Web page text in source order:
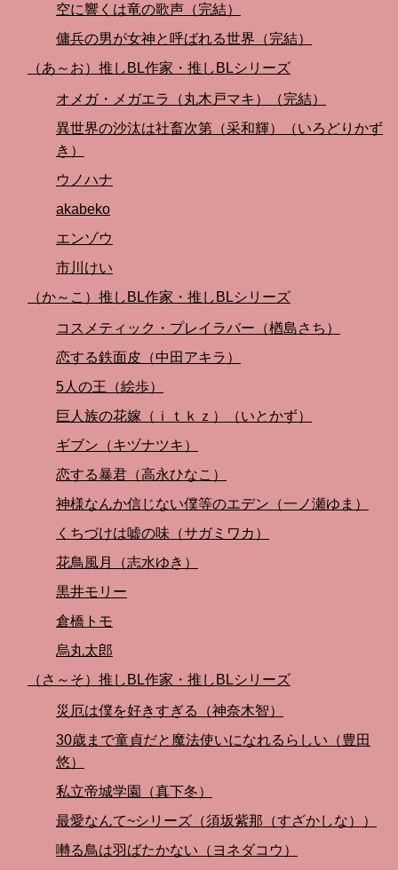
空に響くは竜の歌声（完結）
傭兵の男が女神と呼ばれる世界（完結）
（あ～お）推しBL作家・推しBLシリーズ
オメガ・メガエラ（丸木戸マキ）（完結）
異世界の沙汰は社畜次第（采和輝）（いろどりかず
き）
ウノハナ
akabeko
エンゾウ
市川けい
（か～こ）推しBL作家・推しBLシリーズ
コスメティック・プレイラバー（楢島さち）
恋する鉄面皮（中田アキラ）
5人の王（絵歩）
巨人族の花嫁（ｉｔｋｚ）（いとかず）
ギブン（キヅナツキ）
恋する暴君（高永ひなこ）
神様なんか信じない僕等のエデン（一ノ瀬ゆま）
くちづけは嘘の味（サガミワカ）
花鳥風月（志水ゆき）
黒井モリー
倉橋トモ
烏丸太郎
（さ～そ）推しBL作家・推しBLシリーズ
災厄は僕を好きすぎる（神奈木智）
30歳まで童貞だと魔法使いになれるらしい（豊田
悠）
私立帝城学園（真下冬）
最愛なんて~シリーズ（須坂紫那（すざかしな））
囀る鳥は羽ばたかない（ヨネダコウ）